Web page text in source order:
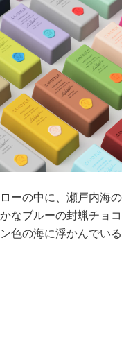
ーの中に、瀬戸内海の
なブルーの封蝋チョコ
色の海に浮かんでいる